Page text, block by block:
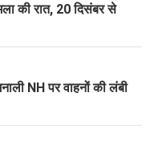
की रात, 20 दिसंबर से
NH पर वाहनों की लंबी